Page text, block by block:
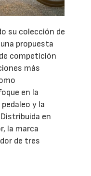
su colección de
propuesta
competición
más
en la
y la
en
la marca
de tres